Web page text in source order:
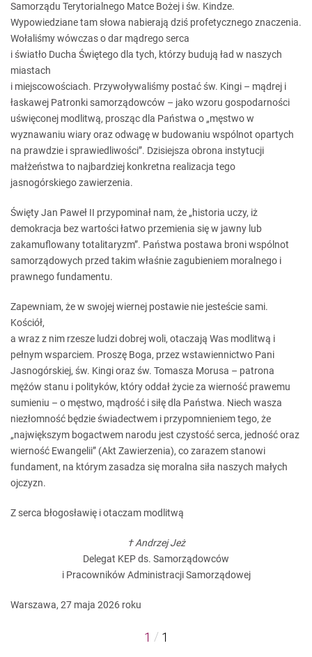
Samorządu Terytorialnego Matce Bożej i św. Kindze.
Wypowiedziane tam słowa nabierają dziś profetycznego znaczenia.
Wołaliśmy wówczas o dar mądrego serca
i światło Ducha Świętego dla tych, którzy budują ład w naszych
miastach
i miejscowościach. Przywoływaliśmy postać św. Kingi – mądrej i
łaskawej Patronki samorządowców – jako wzoru gospodarności
uświęconej modlitwą, prosząc dla Państwa o „męstwo w
wyznawaniu wiary oraz odwagę w budowaniu wspólnot opartych
na prawdzie i sprawiedliwości”. Dzisiejsza obrona instytucji
małżeństwa to najbardziej konkretna realizacja tego
jasnogórskiego zawierzenia.
Święty Jan Paweł II przypominał nam, że „historia uczy, iż
demokracja bez wartości łatwo przemienia się w jawny lub
zakamuflowany totalitaryzm”. Państwa postawa broni wspólnot
samorządowych przed takim właśnie zagubieniem moralnego i
prawnego fundamentu.
Zapewniam, że w swojej wiernej postawie nie jesteście sami.
Kościół,
a wraz z nim rzesze ludzi dobrej woli, otaczają Was modlitwą i
pełnym wsparciem. Proszę Boga, przez wstawiennictwo Pani
Jasnogórskiej, św. Kingi oraz św. Tomasza Morusa – patrona
mężów stanu i polityków, który oddał życie za wierność prawemu
sumieniu – o męstwo, mądrość i siłę dla Państwa. Niech wasza
niezłomność będzie świadectwem i przypomnieniem tego, że
„największym bogactwem narodu jest czystość serca, jedność oraz
wierność Ewangelii” (Akt Zawierzenia), co zarazem stanowi
fundament, na którym zasadza się moralna siła naszych małych
ojczyzn.
Z serca błogosławię i otaczam modlitwą
† Andrzej Jeż
Delegat KEP ds. Samorządowców
i Pracowników Administracji Samorządowej
Warszawa, 27 maja 2026 roku
1 / 1